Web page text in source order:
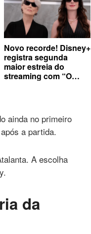
Novo recorde! Disney+
registra segunda
maior estreia do
streaming com “O
ainda no primeiro
a partida.
A escolha
da